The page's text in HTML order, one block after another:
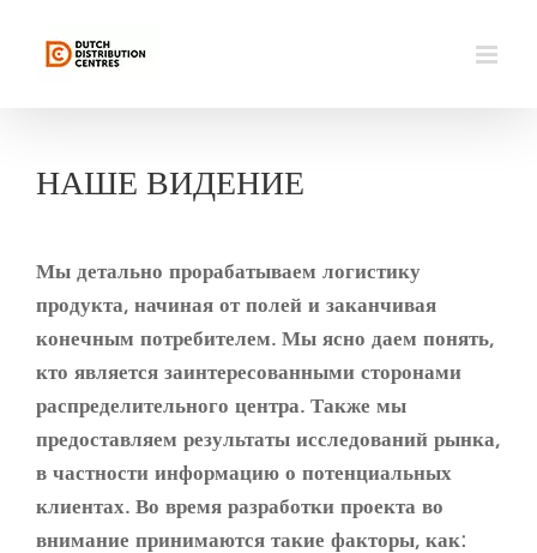
НАШЕ ВИДЕНИЕ
Мы детально прорабатываем логистику
продукта, начиная от полей и заканчивая
конечным потребителем. Мы ясно даем понять,
кто является заинтересованными сторонами
распределительного центра. Также мы
предоставляем результаты исследований рынка,
в частности информацию о потенциальных
клиентах. Во время разработки проекта во
внимание принимаются такие факторы, как: